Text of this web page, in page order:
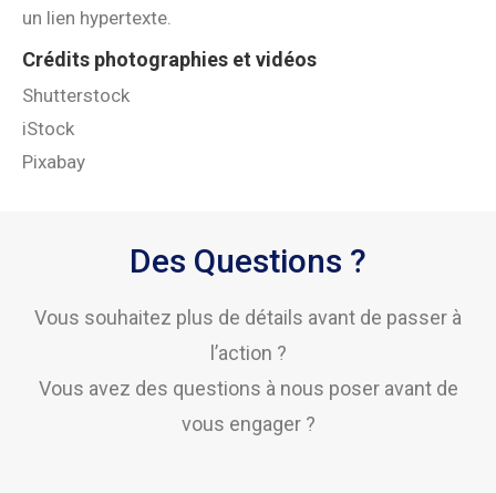
un lien hypertexte.
Crédits photographies et vidéos
Shutterstock
iStock
Pixabay
Des Questions ?
Vous souhaitez plus de détails avant de passer à
l’action ?
Vous avez des questions à nous poser avant de
vous engager ?